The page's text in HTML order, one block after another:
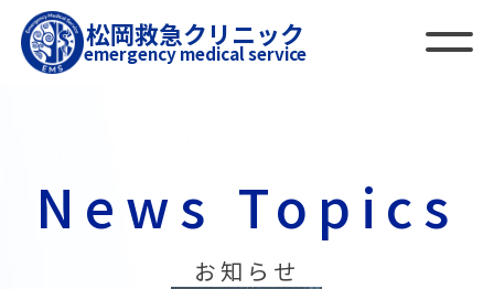
松岡救急クリニック
emergency medical service
News Topics
お知らせ